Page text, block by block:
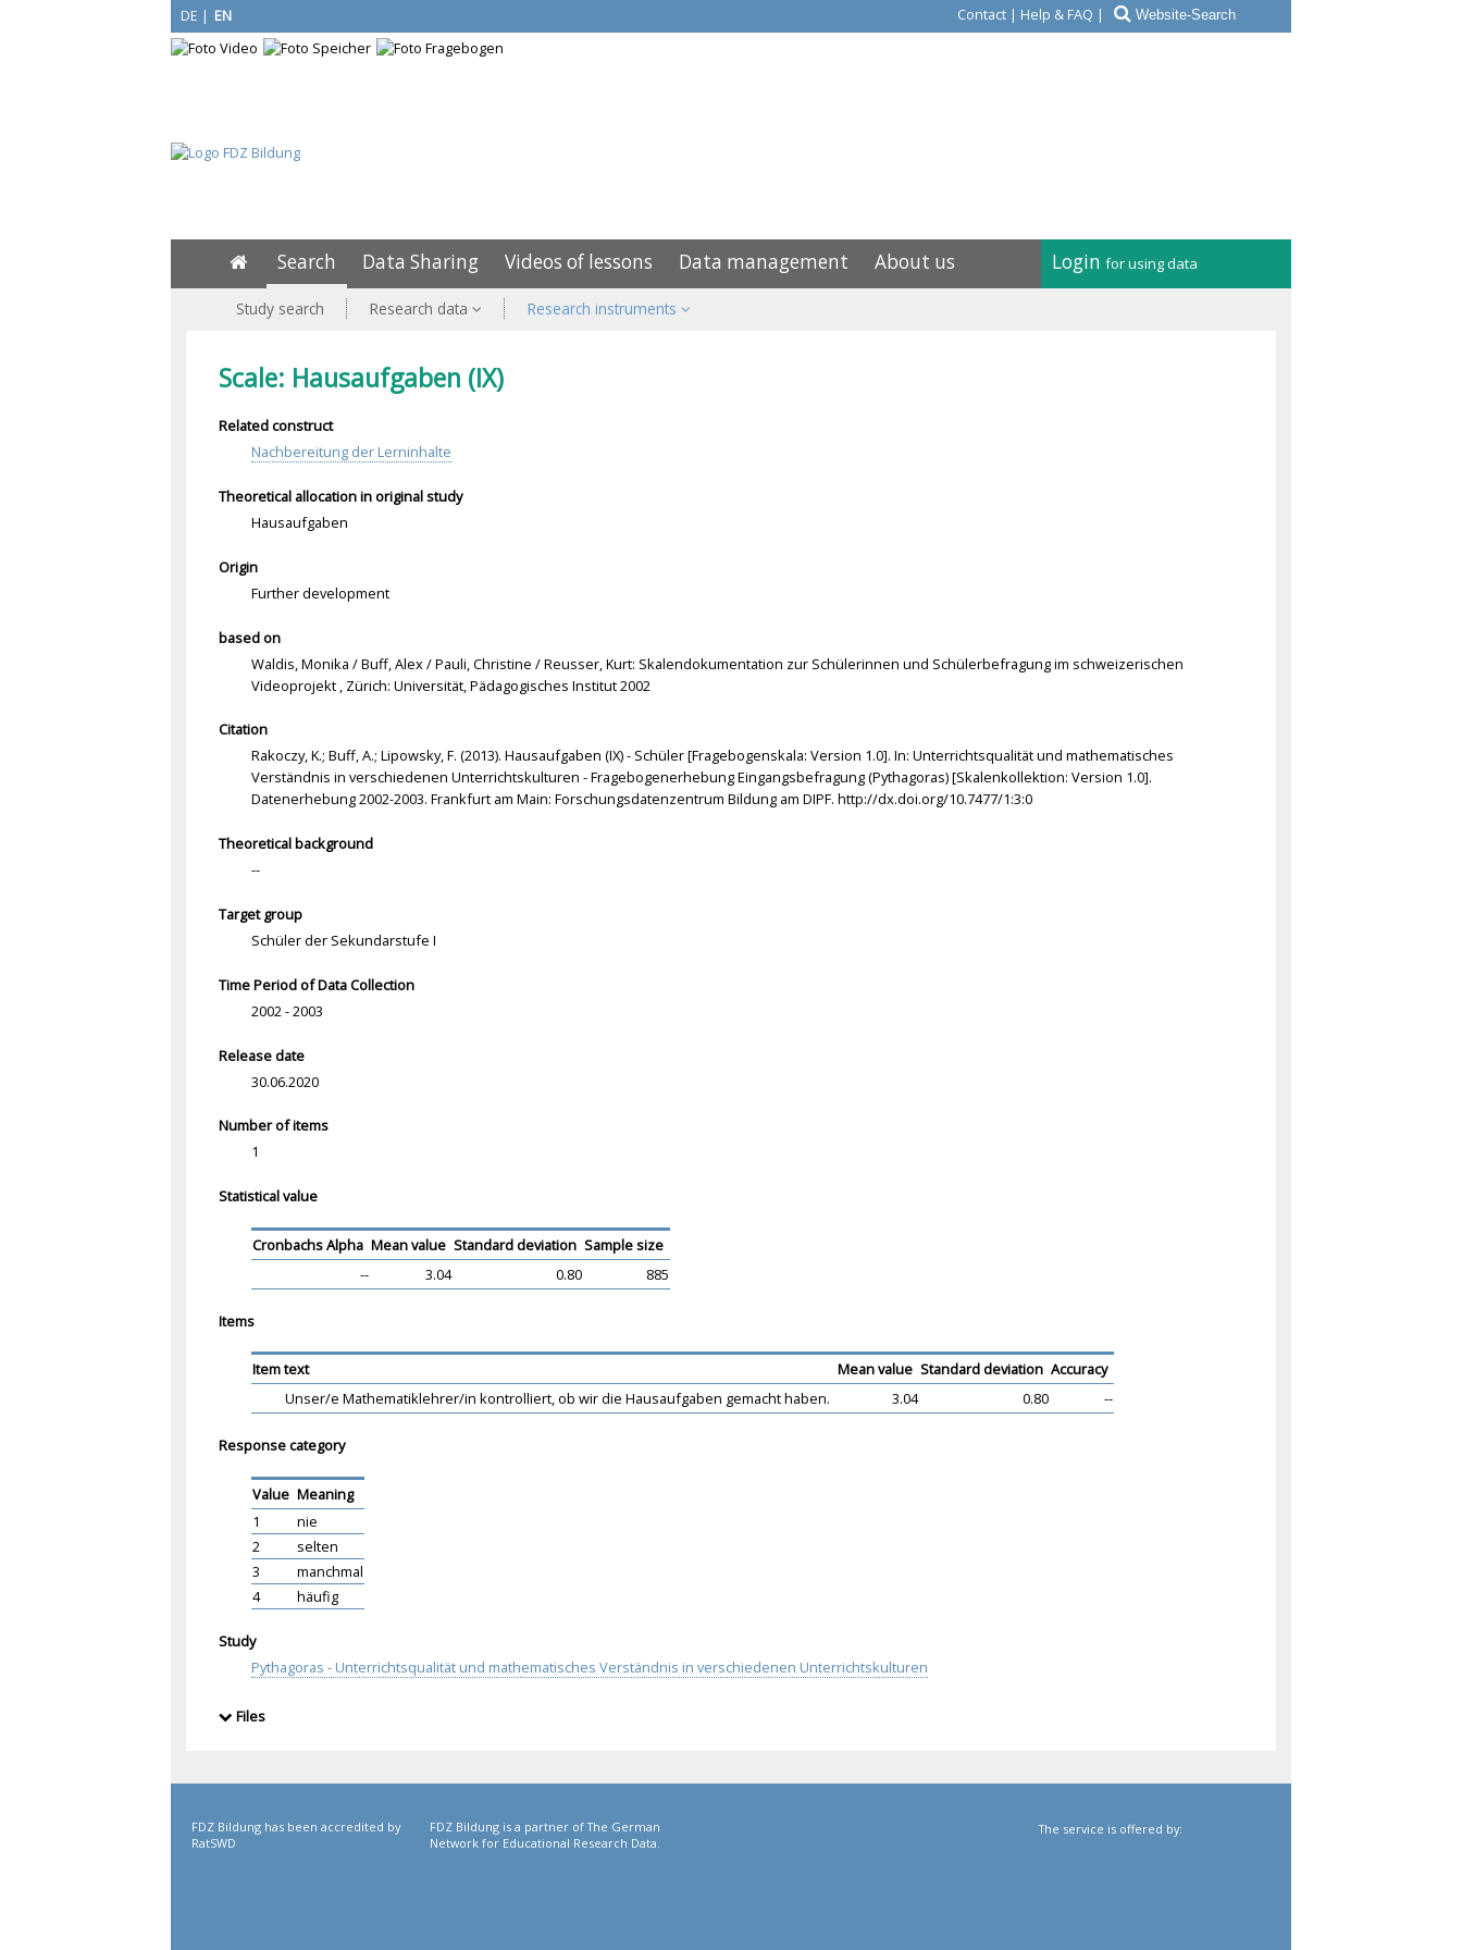
DE | EN Contact | Help & FAQ |
Login for using data
Search Data Sharing Videos of lessons Data management About us
Study search Research data Research instruments
Scale: Hausaufgaben (IX)
Related construct
Nachbereitung der Lerninhalte
Theoretical allocation in original study
Hausaufgaben
Origin
Further development
based on
Waldis, Monika / Buff, Alex / Pauli, Christine / Reusser, Kurt: Skalendokumentation zur Schülerinnen und Schülerbefragung im schweizerischen
Videoprojekt , Zürich: Universität, Pädagogisches Institut 2002
Citation
Rakoczy, K.; Buff, A.; Lipowsky, F. (2013). Hausaufgaben (IX) - Schüler [Fragebogenskala: Version 1.0]. In: Unterrichtsqualität und mathematisches
Verständnis in verschiedenen Unterrichtskulturen - Fragebogenerhebung Eingangsbefragung (Pythagoras) [Skalenkollektion: Version 1.0].
Datenerhebung 2002-2003. Frankfurt am Main: Forschungsdatenzentrum Bildung am DIPF. http://dx.doi.org/10.7477/1:3:0
Theoretical background
--
Target group
Schüler der Sekundarstufe I
Time Period of Data Collection
2002 - 2003
Release date
30.06.2020
Number of items
1
Statistical value
Cronbachs Alpha Mean value Standard deviation Sample size
--
3.04 0.80 885
Items
Item text Mean value Standard deviation Accuracy
Unser/e Mathematiklehrer/in kontrolliert, ob wir die Hausaufgaben gemacht haben.
3.04 0.80 --
Response category
Value Meaning
1
nie
2
selten
3
manchmal
4
häufig
Study
Pythagoras - Unterrichtsqualität und mathematisches Verständnis in verschiedenen Unterrichtskulturen
Files
FDZ Bildung has been accredited by
RatSWD
FDZ Bildung is a partner of The German
Network for Educational Research Data.
The service is offered by: